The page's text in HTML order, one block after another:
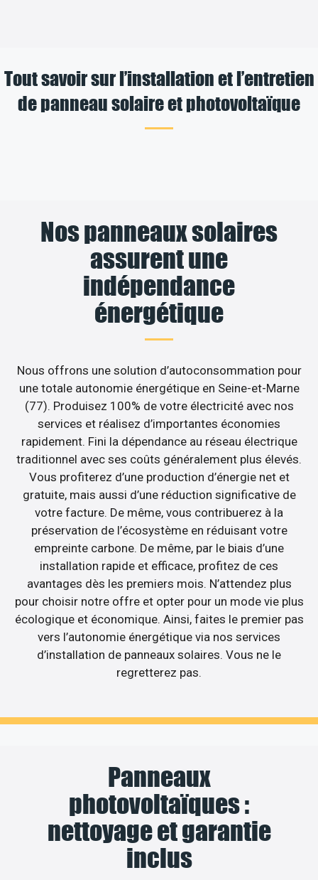
Tout savoir sur l’installation et l’entretien
de panneau solaire et photovoltaïque
Nos panneaux solaires
assurent une
indépendance
énergétique
Nous offrons une solution d’autoconsommation pour
une totale autonomie énergétique en Seine-et-Marne
(77). Produisez 100% de votre électricité avec nos
services et réalisez d’importantes économies
rapidement. Fini la dépendance au réseau électrique
traditionnel avec ses coûts généralement plus élevés.
Vous profiterez d’une production d’énergie net et
gratuite, mais aussi d’une réduction significative de
votre facture. De même, vous contribuerez à la
préservation de l’écosystème en réduisant votre
empreinte carbone. De même, par le biais d’une
installation rapide et efficace, profitez de ces
avantages dès les premiers mois. N’attendez plus
pour choisir notre offre et opter pour un mode vie plus
écologique et économique. Ainsi, faites le premier pas
vers l’autonomie énergétique via nos services
d’installation de panneaux solaires. Vous ne le
regretterez pas.
Panneaux
photovoltaïques :
nettoyage et garantie
inclus